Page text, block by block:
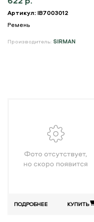
Артикул: IB7003012
Ремень
Производитель: SIRMAN
ПОДРОБНЕЕ КУПИТЬ